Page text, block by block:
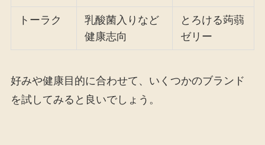
トーラク
乳酸菌入りなど
健康志向
とろける蒟蒻
ゼリー
好みや健康目的に合わせて、いくつかのブランド
を試してみると良いでしょう。